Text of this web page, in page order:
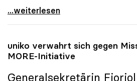
Vitouch zu Exzellenz an Unis:
...weiterlesen
uniko verwahrt sich gegen
MORE-Initiative
Generalsekretärin